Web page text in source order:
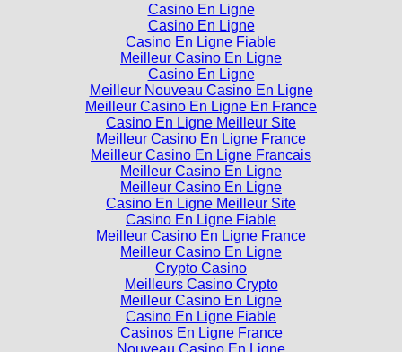
Casino En Ligne
Casino En Ligne
Casino En Ligne Fiable
Meilleur Casino En Ligne
Casino En Ligne
Meilleur Nouveau Casino En Ligne
Meilleur Casino En Ligne En France
Casino En Ligne Meilleur Site
Meilleur Casino En Ligne France
Meilleur Casino En Ligne Francais
Meilleur Casino En Ligne
Meilleur Casino En Ligne
Casino En Ligne Meilleur Site
Casino En Ligne Fiable
Meilleur Casino En Ligne France
Meilleur Casino En Ligne
Crypto Casino
Meilleurs Casino Crypto
Meilleur Casino En Ligne
Casino En Ligne Fiable
Casinos En Ligne France
Nouveau Casino En Ligne